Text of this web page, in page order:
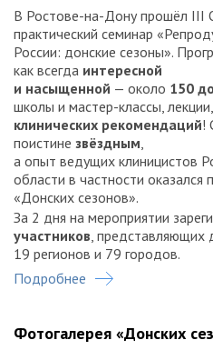
В Ростове-на-Дону прошёл III
практический семинар
России: донские сезоны».
как всегда интересной
и насыщенной — около 150
школы и мастер-классы,
клинических рекомендаций!
поистине звёздным,
а опыт ведущих клиницистов
области в частности оказался
«Донских сезонов».
За 2 дня на мероприятии
участников, представляющих
19 регионов и 79 городов.
Подробнее
Фотогалерея «Донских